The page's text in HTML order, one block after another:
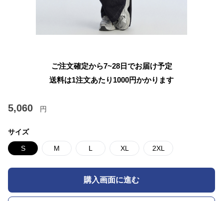
ご注文確定から7~28日でお届け予定
送料は1注文あたり 1000円かかります
5,060 円
サイズ
S M L XL 2XL
購入画面に進む